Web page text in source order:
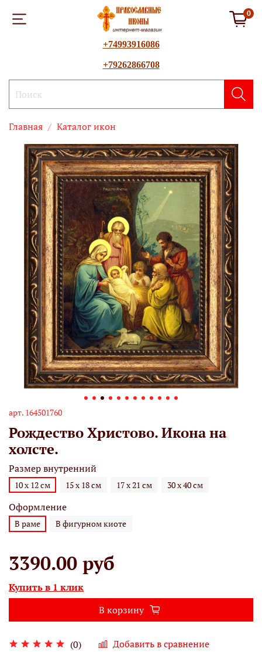
0
+74993916086
+79262866708
Главная Каталог икон
арт. 164501760
Рождество Христово. Икона на
холсте.
(0) Добавить в сравнение
Размер внутренний
10 х 12 см 15 х 18 см 17 х 21 см 30 х 40 см
Оформление
В раме В фигурном киоте
3390.00 руб
Купить в 1 клик
В корзину